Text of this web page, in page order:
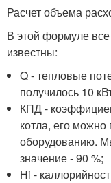
Расчет объема
В этой формуле
известны:
Q - тепловые
получилось 10
КПД -
котла, его можно
оборудованию.
значение - 90 %;
Нi -